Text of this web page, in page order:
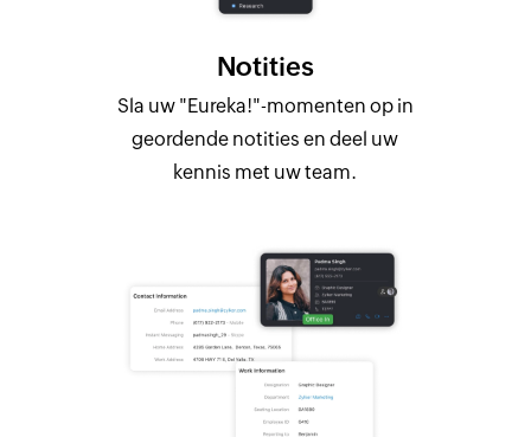
Notities
Sla uw "Eureka!"-momenten op in
geordende notities en deel uw
kennis met uw team.